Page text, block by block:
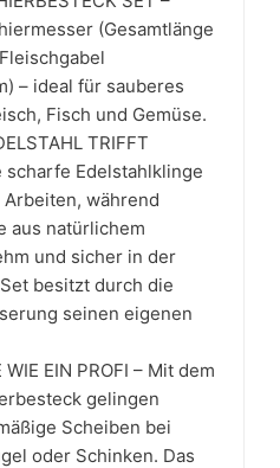
(Gesamtlänge
– ideal für sauberes
Fisch und Gemüse.
TRIFFT
scharfe Edelstahlklinge
während
aus natürlichem
und sicher in der
besitzt durch die
seinen eigenen
EIN PROFI – Mit dem
gelingen
Scheiben bei
oder Schinken. Das